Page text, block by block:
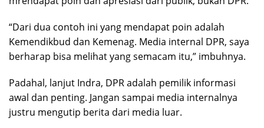
“Dari dua contoh ini yang mendapat poin adalah
Kemendikbud dan Kemenag. Media internal DPR, saya
berharap bisa melihat yang semacam itu,” imbuhnya.
Padahal, lanjut Indra, DPR adalah pemilik informasi
awal dan penting. Jangan sampai media internalnya
justru mengutip berita dari media luar.